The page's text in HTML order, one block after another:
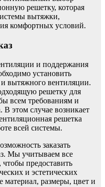
решетку, которая
вытяжки,
комфортных условий.
и поддержания
установить
вытяжного вентиляции.
решетку для
всем требованиям и
В этом случае возникает
решетка
всей системы.
заказать
Мы учитываем все
предоставить
и эстетических
материал, размеры, цвет и